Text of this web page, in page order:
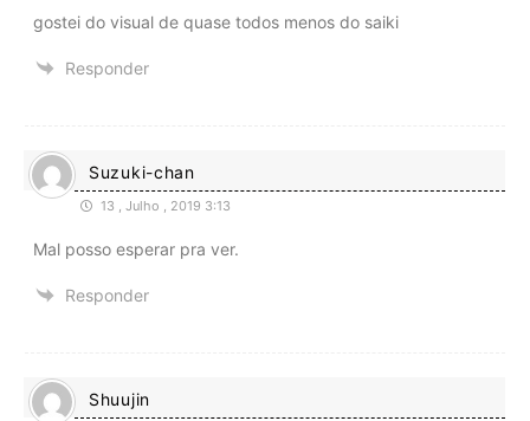
gostei do visual de quase todos menos do saiki
Responder
Suzuki-chan
13 , Julho , 2019 3:13
Mal posso esperar pra ver.
Responder
Shuujin